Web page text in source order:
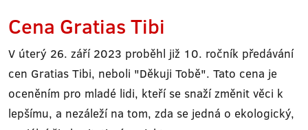
Cena Gratias Tibi
V úterý 26. září 2023 proběhl již 10. ročník předávání
cen Gratias Tibi, neboli "Děkuji Tobě". Tato cena je
oceněním pro mladé lidi, kteří se snaží změnit věci k
lepšímu, a nezáleží na tom, zda se jedná o ekologický,